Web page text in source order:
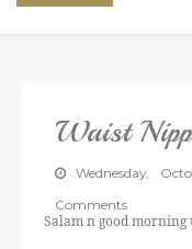
PREMIUM
THERAPANTS
Waist
Wednesday,
Comments
Salam n good morning